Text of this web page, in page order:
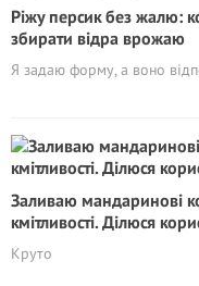
Piжу персик без жалю:
збирати відра врожаю
Я задаю форму, а воно
Заливаю мандаринові
кмітливості. Ділюся
Круто